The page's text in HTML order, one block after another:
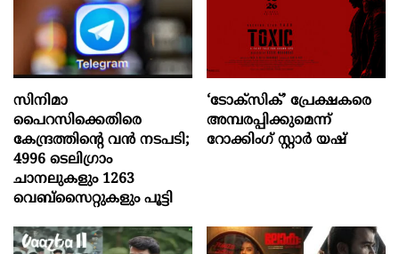
സിനിമാ
പൈറസിക്കെതിരെ
കേന്ദ്രത്തിന്റെ വൻ നടപടി;
4996 ടെലിഗ്രാം
ചാനലുകളും 1263
വെബ്‌സൈറ്റുകളും പൂട്ടി
‘ടോക്സിക്’ പ്രേക്ഷകരെ
അമ്പരപ്പിക്കുമെന്ന്
റോക്കിംഗ് സ്റ്റാർ യഷ്